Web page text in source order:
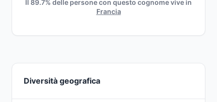
Il 89.7% delle persone con questo cognome vive in
Francia
Diversità geografica